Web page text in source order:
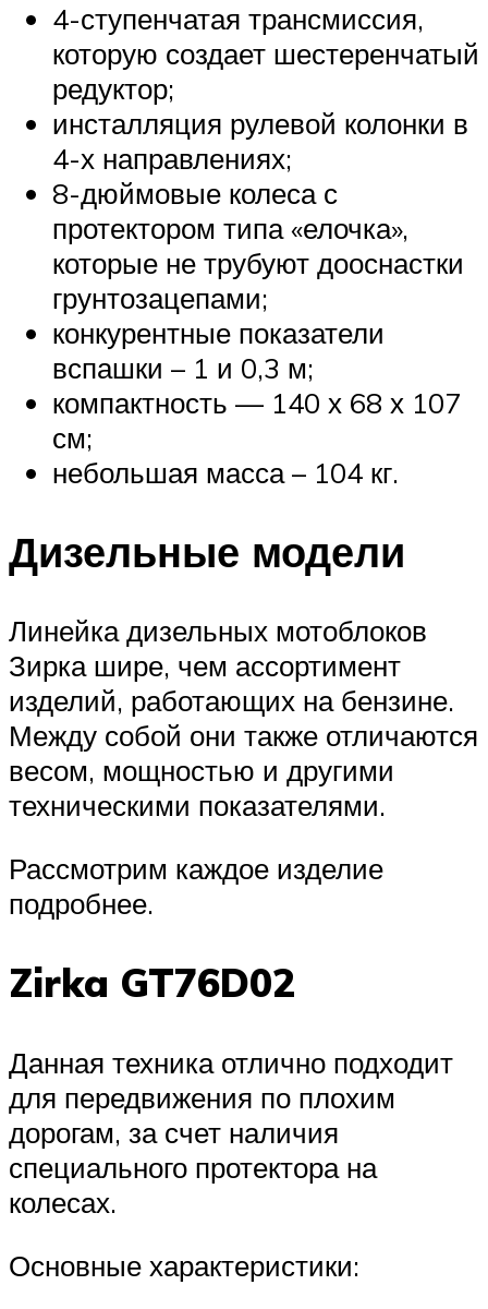
4-ступенчатая трансмиссия,
которую создает шестеренчатый
редуктор;
инсталляция рулевой колонки в
4-х направлениях;
8-дюймовые колеса с
протектором типа «елочка»,
которые не трубуют дооснастки
грунтозацепами;
конкурентные показатели
вспашки – 1 и 0,3 м;
компактность — 140 х 68 х 107
см;
небольшая масса – 104 кг.
Дизельные модели
Линейка дизельных мотоблоков
Зирка шире, чем ассортимент
изделий, работающих на бензине.
Между собой они также отличаются
весом, мощностью и другими
техническими показателями.
Рассмотрим каждое изделие
подробнее.
Zirka GT76D02
Данная техника отлично подходит
для передвижения по плохим
дорогам, за счет наличия
специального протектора на
колесах.
Основные характеристики: